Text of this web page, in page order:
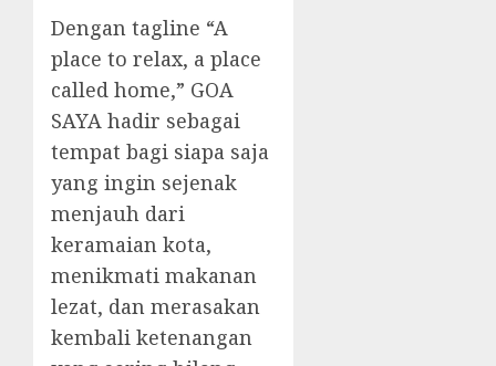
Dengan tagline “A
place to relax, a place
called home,” GOA
SAYA hadir sebagai
tempat bagi siapa saja
yang ingin sejenak
menjauh dari
keramaian kota,
menikmati makanan
lezat, dan merasakan
kembali ketenangan